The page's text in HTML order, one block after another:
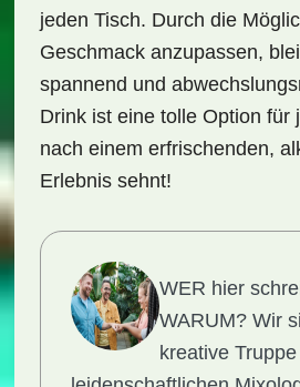
jeden Tisch. Durch die
Geschmack anzupassen,
spannend und
Drink ist eine tolle Option für
nach einem erfrischenden,
Erlebnis sehnt!
WER hier
WARUM?Wir
kreative